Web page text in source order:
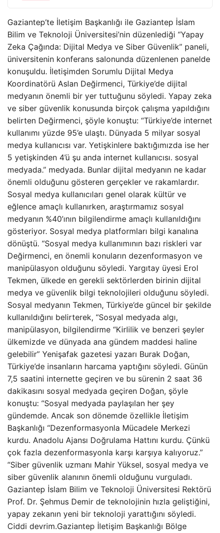
Gaziantep’te İletişim Başkanlığı ile Gaziantep İslam
Bilim ve Teknoloji Üniversitesi’nin düzenlediği “Yapay
Zeka Çağında: Dijital Medya ve Siber Güvenlik” paneli,
üniversitenin konferans salonunda düzenlenen panelde
konuşuldu. İletişimden Sorumlu Dijital Medya
Koordinatörü Aslan Değirmenci, Türkiye’de dijital
medyanın önemli bir yer tuttuğunu söyledi. Yapay zeka
ve siber güvenlik konusunda birçok çalışma yapıldığını
belirten Değirmenci, şöyle konuştu: “Türkiye’de internet
kullanımı yüzde 95’e ulaştı. Dünyada 5 milyar sosyal
medya kullanıcısı var. Yetişkinlere baktığımızda ise her
5 yetişkinden 4’ü şu anda internet kullanıcısı. sosyal
medyada.” medyada. Bunlar dijital medyanın ne kadar
önemli olduğunu gösteren gerçekler ve rakamlardır.
Sosyal medya kullanıcıları genel olarak kültür ve
eğlence amaçlı kullanırken, araştırmamız sosyal
medyanın %40’ının bilgilendirme amaçlı kullanıldığını
gösteriyor. Sosyal medya platformları bilgi kanalına
dönüştü. “Sosyal medya kullanımının bazı riskleri var
Değirmenci, en önemli konuların dezenformasyon ve
manipülasyon olduğunu söyledi. Yargıtay üyesi Erol
Tekmen, ülkede en gerekli sektörlerden birinin dijital
medya ve güvenlik bilgi teknolojileri olduğunu söyledi.
Sosyal medyanın Tekmen, Türkiye’de güncel bir şekilde
kullanıldığını belirterek, “Sosyal medyada algı,
manipülasyon, bilgilendirme “Kirlilik ve benzeri şeyler
ülkemizde ve dünyada ana gündem maddesi haline
gelebilir” Yenişafak gazetesi yazarı Burak Doğan,
Türkiye’de insanların harcama yaptığını söyledi. Günün
7,5 saatini internette geçiren ve bu sürenin 2 saat 36
dakikasını sosyal medyada geçiren Doğan, şöyle
konuştu: “Sosyal medyada paylaşılan her şey
gündemde. Ancak son dönemde özellikle İletişim
Başkanlığı “Dezenformasyonla Mücadele Merkezi
kurdu. Anadolu Ajansı Doğrulama Hattını kurdu. Çünkü
çok fazla dezenformasyonla karşı karşıya kalıyoruz.”
“Siber güvenlik uzmanı Mahir Yüksel, sosyal medya ve
siber güvenlik alanının önemli olduğunu vurguladı.
Gaziantep İslam Bilim ve Teknoloji Üniversitesi Rektörü
Prof. Dr. Şehmus Demir de teknolojinin hızla geliştiğini,
yapay zekanın yeni bir teknoloji yarattığını söyledi.
Ciddi devrim.Gaziantep İletişim Başkanlığı Bölge